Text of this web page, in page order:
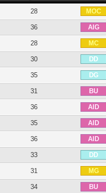
28 MOC
36 AIG
28 MC
30 DD
35 DG
31 BU
36 AID
35 AID
36 AID
33 DD
31 MG
34 BU